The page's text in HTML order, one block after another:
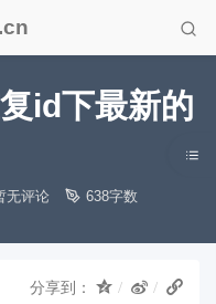
id下最新的
无评论
638字数
分享到：